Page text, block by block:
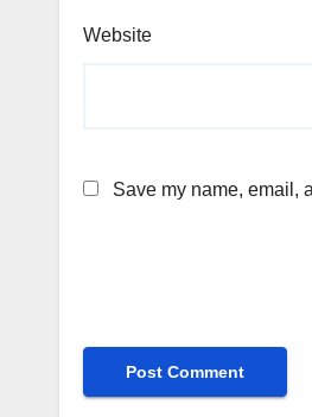
Website
Save my name, email,